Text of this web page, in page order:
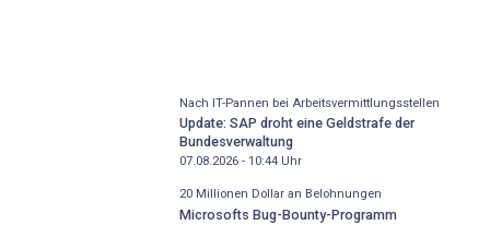
Nach IT-Pannen bei Arbeitsvermittlungsstellen
Update: SAP droht eine Geldstrafe der
Bundesverwaltung
07.08.2026 - 10:44Uhr
20 Millionen Dollar an Belohnungen
Microsofts Bug-Bounty-Programm